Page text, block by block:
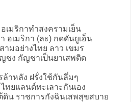
มริกาทำสงครามเย็น
อเมริกา (ละ) กดดันยูเอ็น
มอย่างไทย ลาว เขมร
ชง กัญชาเป็นยาเสพติด
าหลัง ฝรั่งใช้กันลึ่มๆ
ทยแลนด์ทะเลาะกันเอง
ดิน ราชการกังฉินเสพสุขสบาย